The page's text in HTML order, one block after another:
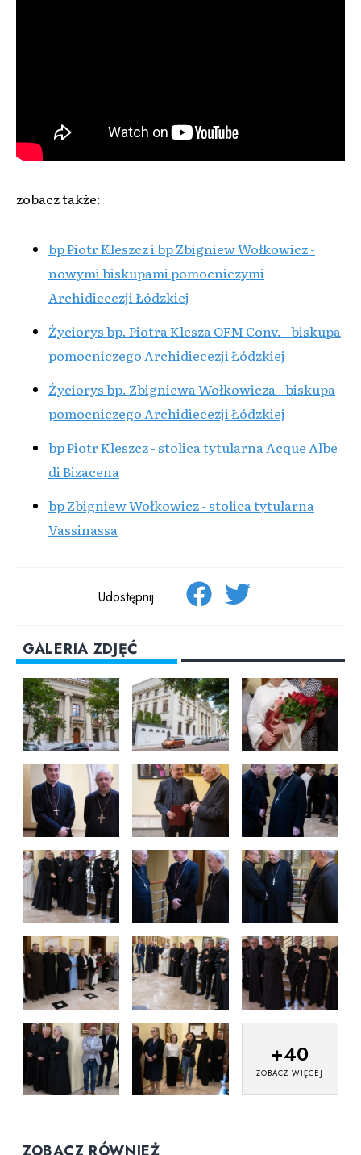
zobacz także:
bp Piotr Kleszcz i bp Zbigniew Wołkowicz -
nowymi biskupami pomocniczymi
Archidiecezji Łódzkiej
Życiorys bp. Piotra Klesza OFM Conv. - biskupa
pomocniczego Archidiecezji Łódzkiej
Życiorys bp. Zbigniewa Wołkowicza - biskupa
pomocniczego Archidiecezji Łódzkiej
bp Piotr Kleszcz - stolica tytularna Acque Albe
di Bizacena
bp Zbigniew Wołkowicz - stolica tytularna
Vassinassa
Udostępnij
GALERIA ZDJĘĆ
+40
ZOBACZ WIĘCEJ